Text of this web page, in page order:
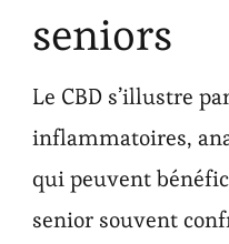
seniors
Le CBD s’illustre
inflammatoires,
qui peuvent
senior souvent